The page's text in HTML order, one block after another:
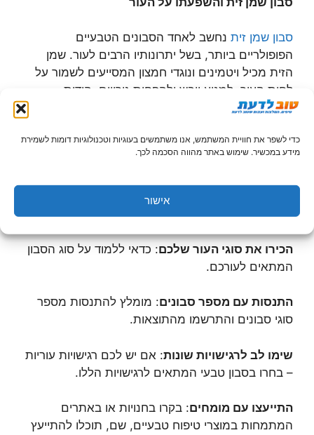
כדי לשפר את חוויית המשתמש, אנו משתמשים בעוגיות וטכנולוגיות דומות לשמירת
מידע במכשיר. שימוש באתר מהווה הסכמה לכך.
אישור
סבון שמן זית נחשב לאחד הסבונים הטבעיים
הפופולריים ביותר, בשל יתרונותיו הרבים לעור. שמן
הזית מכיל ויטמינים ונוגדי חמצון המסייעים לשמור על
לחות העור, למנוע יובש ולהפחית גירויים. הודות
לתכונות הללו, סבון שמן הזית מתאים לכל סוגי העור,
כיצד לבחור את הסבון הטבעי המושלם
ריכזנו עבורכם כמה טיפים שיעזרו לכם לבחור את הסבון
הטבעי המושלם:
הכירו את סוגי העור שלכם: כדאי ללמוד על סוג הסבון
המתאים לעורכם.
התנסות עם מספר סבונים: מומלץ להתנסות מספר
סוגי סבונים והתרשמו מהתוצאות.
שימו לב לרגישויות שונות: אם יש לכם רגישויות עוריות
– בחרו בסבון טבעי המתאים לרגישויות הללו.
התייעצו עם מומחים: בקרו בחנויות או באתרים
המתמחות במוצרי טיפוח טבעיים, שם, תוכלו להתייעץ